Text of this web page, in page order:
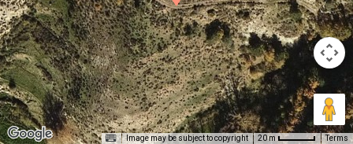
Image may be subject to copyright 20 m Terms